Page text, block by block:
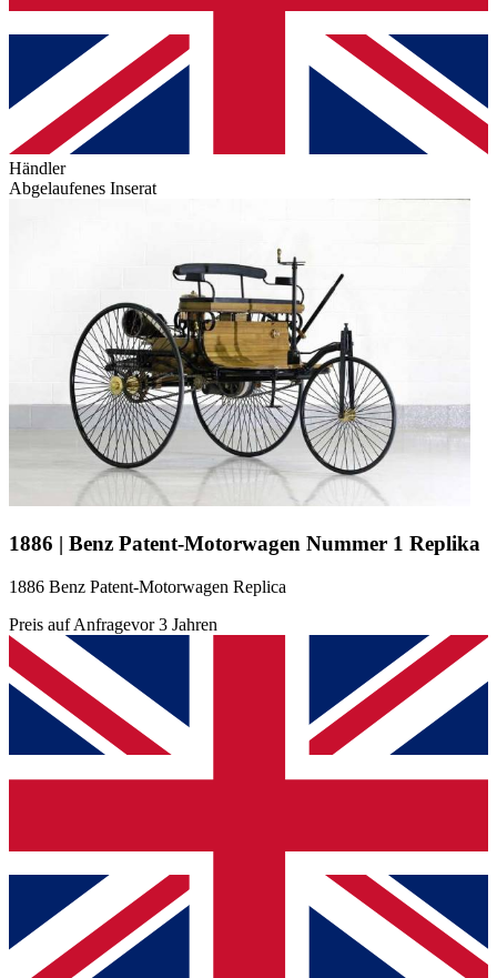
Händler
Abgelaufenes Inserat
1886 | Benz Patent-Motorwagen Nummer 1 Replika
1886 Benz Patent-Motorwagen Replica
Preis auf Anfragevor 3 Jahren